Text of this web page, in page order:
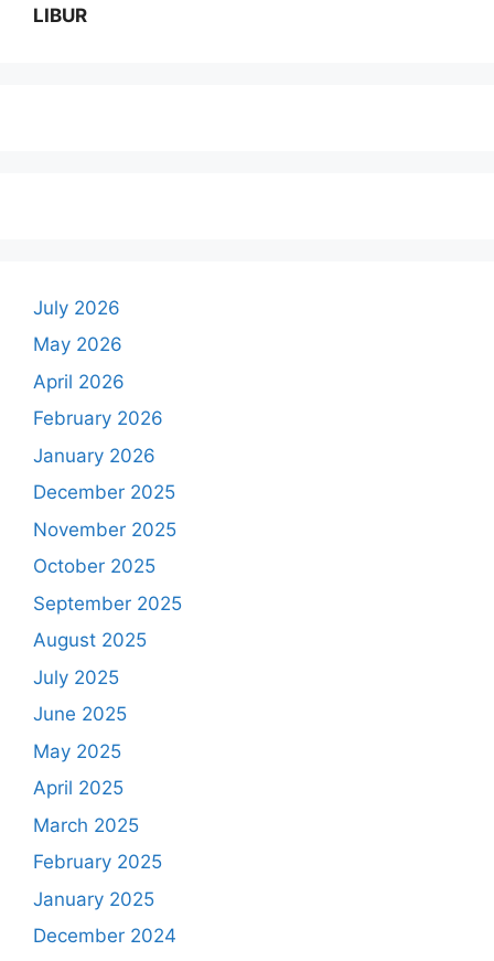
LIBUR
July 2026
May 2026
April 2026
February 2026
January 2026
December 2025
November 2025
October 2025
September 2025
August 2025
July 2025
June 2025
May 2025
April 2025
March 2025
February 2025
January 2025
December 2024